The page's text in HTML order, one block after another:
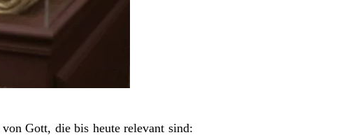
Gott, die bis heute relevant sind: